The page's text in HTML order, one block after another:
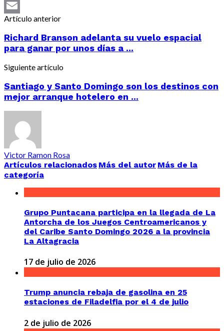
LinkedIn
Email
Artículo anterior
Richard Branson adelanta su vuelo espacial
para ganar por unos días a ...
Siguiente artículo
Santiago y Santo Domingo son los destinos con
mejor arranque hotelero en ...
Victor Ramon Rosa
Artículos relacionados Más del autor Más de la
categoría
Grupo Puntacana participa en la llegada de La
Antorcha de los Juegos Centroamericanos y
del Caribe Santo Domingo 2026 a la provincia
La Altagracia
17 de julio de 2026
Trump anuncia rebaja de gasolina en 25
estaciones de Filadelfia por el 4 de julio
2 de julio de 2026